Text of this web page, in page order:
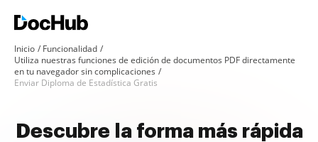
Inicio
Funcionalidad
Utiliza nuestras funciones de edición de documentos PDF directamente
en tu navegador sin complicaciones
Enviar Diploma de Estadística Gratis
Descubre la forma más rápida